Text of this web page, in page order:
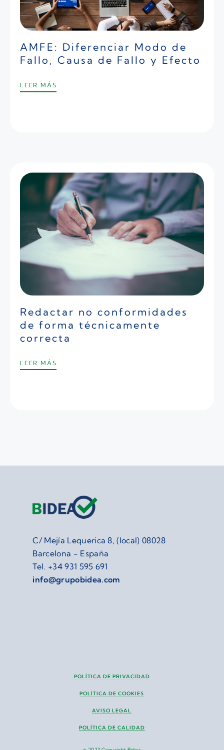
AMFE: Diferenciar Modo de
Fallo, Causa de Fallo y Efecto
LEER MÁS
Redactar no conformidades
de forma técnicamente
correcta
LEER MÁS
C/ Mejía Lequerica 8, (local) 08028
Barcelona - España
Tel. +34 931 595 691
info@grupobidea.com
POLÍTICA DE PRIVACIDAD
POLÍTICA DE COOKIES
AVISO LEGAL
POLÍTICA DE CALIDAD